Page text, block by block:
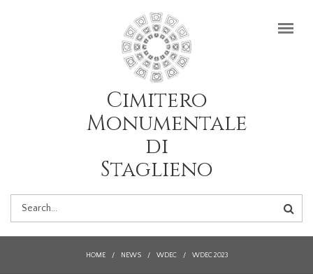
Cimitero
Monumentale
di
Staglieno
SEARCH
FORMHOME / NEWS / WDEC / WDEC 2023